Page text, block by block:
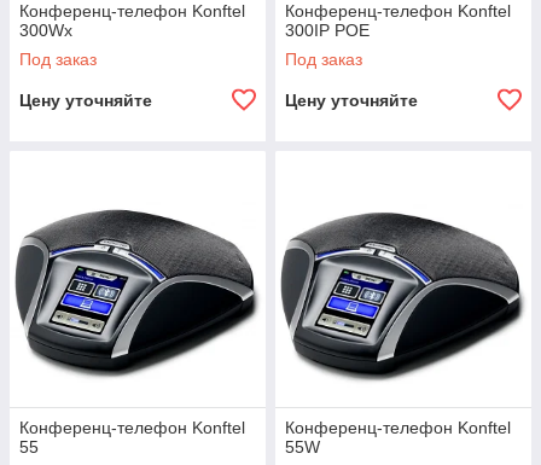
Конференц-телефон Konftel
300Wx
Под заказ
Цену уточняйте
Конференц-телефон Konftel
300IP POE
Под заказ
Цену уточняйте
Конференц-телефон Konftel
55
Конференц-телефон Konftel
55W